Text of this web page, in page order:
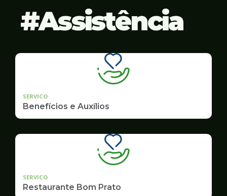
Assistência
SERVICO
Benefícios e Auxílios
SERVICO
Restaurante Bom Prato